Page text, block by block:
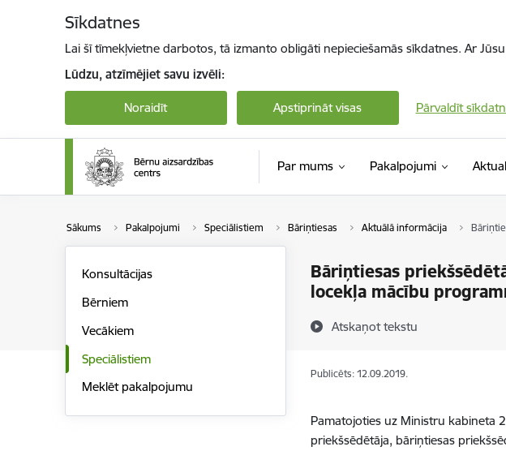
Sīkdatnes
Lai šī tīmekļvietne darbotos, tā izmanto obligāti nepieciešamās sīkdatnes. Ar
Lūdzu, atzīmējiet savu izvēli:
Noraidīt Apstiprināt visas Pārvaldīt
Par mums Pakalpojumi
Sākums Pakalpojumi Speciālistiem Bāriņtiesas Aktuālā informācija
Bāriņtiesas
locekļa mācību
Atskaņot tekstu
Konsultācijas
Bērniem
Vecākiem
Speciālistiem
Meklēt pakalpojumu
Publicēts: 12.09.2019.
Pamatojoties uz Ministru kabineta
priekšsēdētāja, bāriņtiesas